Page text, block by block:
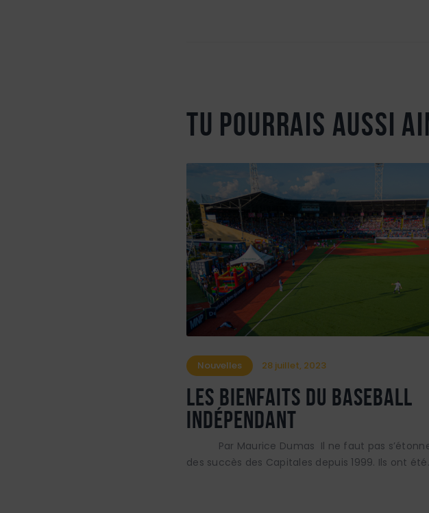
Tu pourrais aussi
Nouvelles 28 juillet, 2023
Les bienfaits du baseball
indépendant
Par Maurice Dumas Il ne faut pas
des succès des Capitales depuis 1999. Ils ont